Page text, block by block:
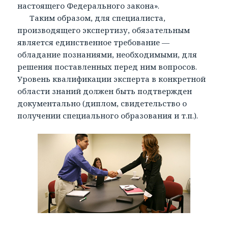
настоящего Федерального закона».
Таким образом, для специалиста,
производящего экспертизу, обязательным
является единственное требование —
обладание познаниями, необходимыми, для
решения поставленных перед ним вопросов.
Уровень квалификации эксперта в конкретной
области знаний должен быть подтвержден
документально (диплом, свидетельство о
получении специального образования и т.п.).